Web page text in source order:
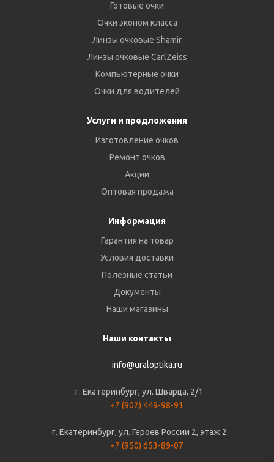
Готовые очки
Очки эконом класса
Линзы очковые Shamir
Линзы очковые CarlZeiss
Компьютерные очки
Очки для водителей
Услуги и предложения
Изготовление очков
Ремонт очков
Акции
Оптовая продажа
Информация
Гарантия на товар
Условия доставки
Полезные статьи
Документы
Наши магазины
Наши контакты
info@uraloptika.ru
г. Екатеринбург, ул. Шварца, 2/1
+7 (902) 449-98-91
г. Екатеринбург, ул. Героев России 2, этаж 2
+7 (950) 653-89-07